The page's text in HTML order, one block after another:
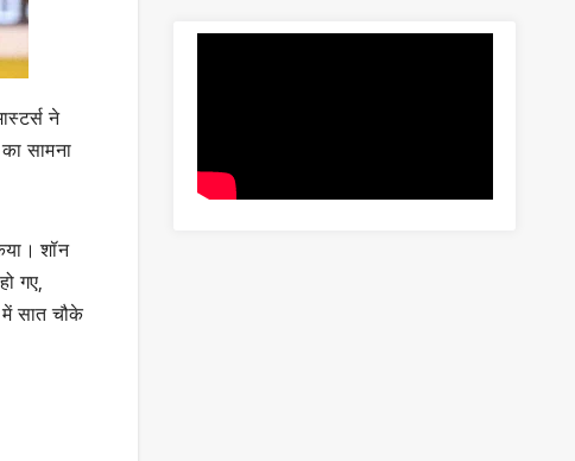
ने
सामना
शॉन
गए,
सात चौके